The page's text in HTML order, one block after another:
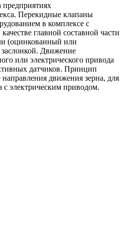
Перекидные клапаны
в комплексе с
главной составной части
(оцинкованный или
Движение
или электрического привода
датчиков. Принцип
движения зерна, для
с электрическим приводом.